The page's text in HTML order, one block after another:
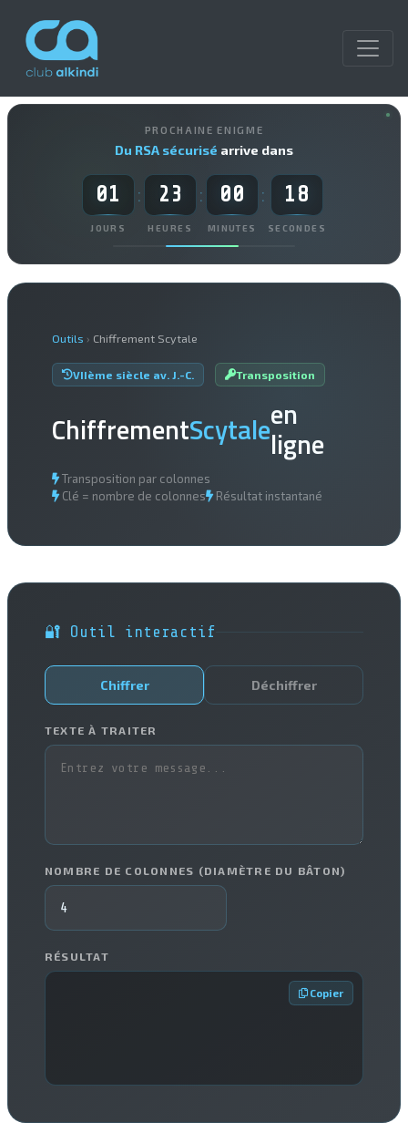
PROCHAINE ENIGME
Du RSA sécurisé arrive dans
01
JOURS
: 23
HEURES
: 00
MINUTES
: 17
SECONDES
Outils › Chiffrement Scytale
VIIème siècle av. J.-C. Transposition
ChiffrementScytaleen
ligne
Transposition par colonnes
Clé = nombre de colonnes Résultat instantané
🔐 Outil interactif
Chiffrer Déchiffrer
TEXTE À TRAITER
NOMBRE DE COLONNES (DIAMÈTRE DU BÂTON)
RÉSULTAT
Copier